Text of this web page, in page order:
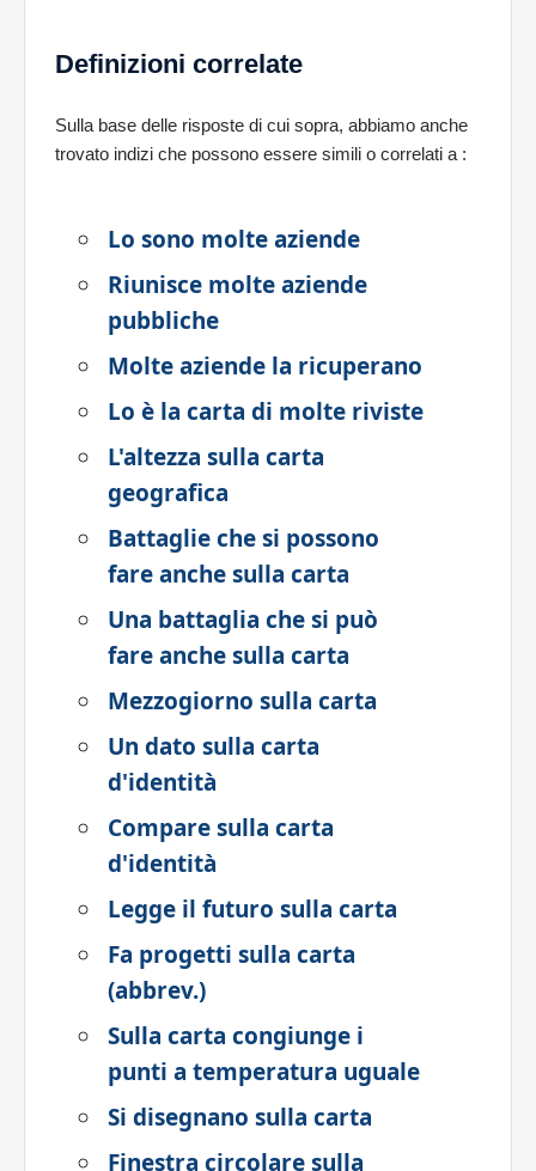
Definizioni correlate
Sulla base delle risposte di cui sopra, abbiamo anche
trovato indizi che possono essere simili o correlati a :
Lo sono molte aziende
Riunisce molte aziende
pubbliche
Molte aziende la ricuperano
Lo è la carta di molte riviste
L'altezza sulla carta
geografica
Battaglie che si possono
fare anche sulla carta
Una battaglia che si può
fare anche sulla carta
Mezzogiorno sulla carta
Un dato sulla carta
d'identità
Compare sulla carta
d'identità
Legge il futuro sulla carta
Fa progetti sulla carta
(abbrev.)
Sulla carta congiunge i
punti a temperatura uguale
Si disegnano sulla carta
Finestra circolare sulla